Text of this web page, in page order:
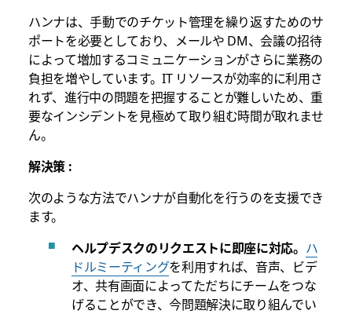
ハンナは、手動でのチケット管理を繰り返すためのサ
ポートを必要としており、メールや DM、会議の招待
によって増加するコミュニケーションがさらに業務の
負担を増やしています。IT リソースが効率的に利用さ
れず、進行中の問題を把握することが難しいため、重
要なインシデントを見極めて取り組む時間が取れませ
ん。
解決策 :
次のような方法でハンナが自動化を行うのを支援でき
ます。
ヘルプデスクのリクエストに即座に対応。 ハ
ドルミーティングを利用すれば、音声、ビデ
オ、共有画面によってただちにチームをつな
げることができ、今問題解決に取り組んでい